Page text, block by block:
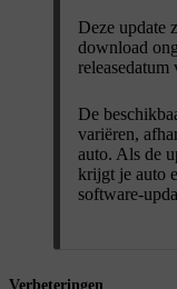
Deze update
download
releasedatum
De
variëren,
auto. Als de
krijgt je auto
software-
Verbeteringen